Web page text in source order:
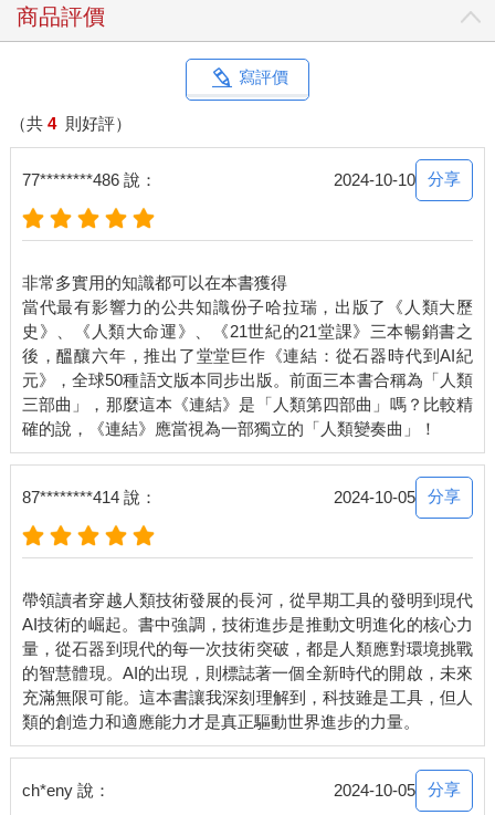
走向工業化，但沒征服任何殖民地，一旦碰上更無情的競爭對
得殖民地不僅是殖民母國的生存所必需，甚至對當地人民也有好
處。他們聲稱，唯有靠著帝國體制，才能把新科技的好處帶到所
謂的未開發世界。
於是，英國、俄國這種已經屬於帝國體制的工業國家開始大幅擴
張，至於美國、日本、義大利、比利時這些國家也顯得興致勃
勃。工業軍隊配備了量產的步槍與火砲，以蒸汽動力來運送、以
電報技術來指揮，從紐西蘭到朝鮮，從索馬利亞到土庫曼，橫掃
全球。數百萬計的原住民就這樣看著自己的傳統生活被工業軍隊
意識到工業帝國這個主意有多糟糕，也發現其實有更好的方法能
建立工業社會、確保取得必要的市場與原物料。
關於如何建立工業社會，史達林主義與納粹主義也是兩場無比昂
貴的實驗。史達林與希特勒這樣的領導者認為，唯有極權政體能
夠充分駕馭工業革命釋放的巨大力量。在他們看來，想在工業世
界生存，就必須用極權體制來控制一切的政治、社會與經濟層
面，而第一次世界大戰這場史上首見的「總體戰」就是明證。但
就好的一面來看，他們也認為工業革命像是一個熔爐，熔去了所
有先前社會結構的人類缺陷與弱點，有機會創造出完美的新社
為了創造這個完美的工業社會，史達林主義者與納粹份子學會了
怎樣以工業化的方式來殘殺數百萬人。火車、鐵絲網與電報命令
人會覺得史達林主義者與納粹份子的作為讓人驚駭莫名；但在當
時，卻有幾百萬人是覺得他們眼界高遠，令人著迷。在1940年，
很容易會覺得史達林與希特勒是成功駕馭工業技術的典範，至於
那些猶豫不決的自由民主國家，只能等著被丟進歷史的垃圾桶。
正因為各方對於「如何建立工業社會」的看法不一，就造成了代
價高昂的衝突。兩次世界大戰與冷戰就像是一連串關於誰是誰非
的辯論，各方都能互相學習，嘗試用新的工業方法來發動戰爭。
但在辯論的過程中，就造成數千萬人死亡，人類差點自我毀滅。
除了以上這些災難，工業革命也破壞了全球生態平衡，導致一波
商品評價
寫評價
（共 4 則好評）
77********486 說： 2024-10-10 分享
非常多實用的知識都可以在本書獲得
當代最有影響力的公共知識份子哈拉瑞，出版了《人類大歷
史》、《人類大命運》、《21世紀的21堂課》三本暢銷書之
後，醞釀六年，推出了堂堂巨作《連結：從石器時代到AI紀
元》，全球50種語文版本同步出版。前面三本書合稱為「人類
三部曲」，那麼這本《連結》是「人類第四部曲」嗎？比較精
87********414 說： 2024-10-05 分享
帶領讀者穿越人類技術發展的長河，從早期工具的發明到現代
AI技術的崛起。書中強調，技術進步是推動文明進化的核心力
量，從石器到現代的每一次技術突破，都是人類應對環境挑戰
的智慧體現。AI的出現，則標誌著一個全新時代的開啟，未來
充滿無限可能。這本書讓我深刻理解到，科技雖是工具，但人
ch*eny 說： 2024-10-05 分享